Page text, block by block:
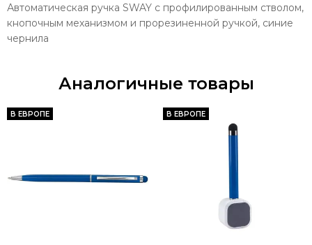
Автоматическая ручка SWAY с профилированным стволом,
кнопочным механизмом и прорезиненной ручкой, синие
чернила
Аналогичные товары
В ЕВРОПЕ В ЕВРОПЕ